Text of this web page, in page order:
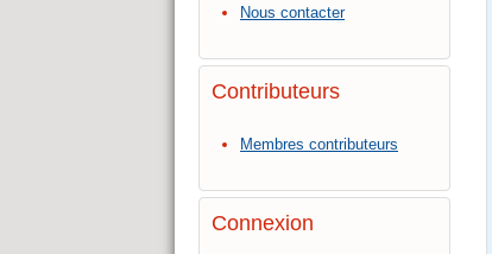
Nous contacter
Contributeurs
Membres contributeurs
Connexion